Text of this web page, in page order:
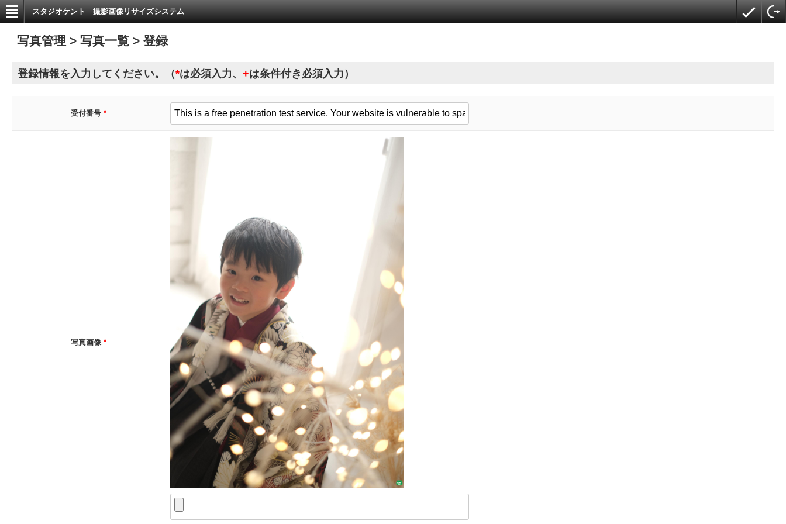
スタジオケント 撮影画像リサイズシステム
写真管理 > 写真一覧 > 登録
登録情報を入力してください。（*は必須入力、 +は条件付き必須入力）
受付番号 *
写真画像 *